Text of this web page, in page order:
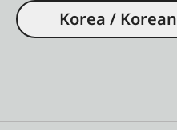
Korea / Korean